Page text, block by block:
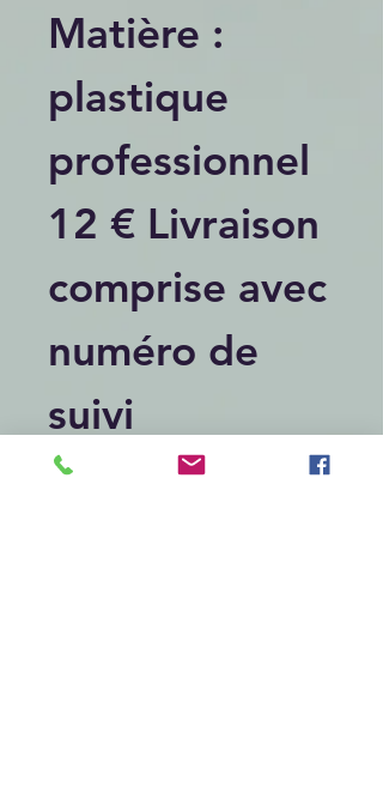
Matière :
plastique
professionnel
12 € Livraison
comprise avec
numéro de
suivi